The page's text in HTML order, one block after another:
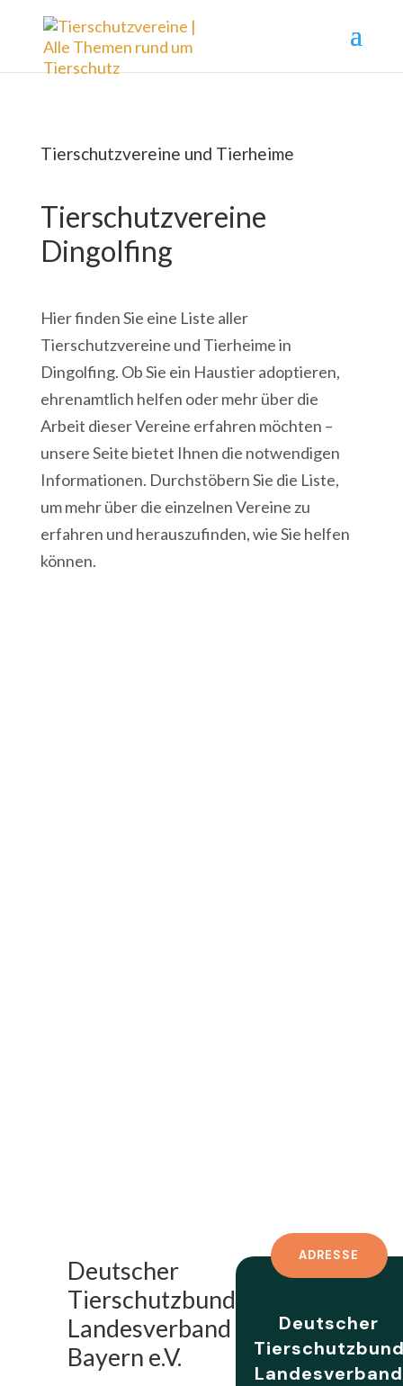
Tierschutzvereine und Tierheime
Tierschutzvereine
Dingolfing
Hier finden Sie eine Liste aller
Tierschutzvereine und Tierheime in
Dingolfing. Ob Sie ein Haustier adoptieren,
ehrenamtlich helfen oder mehr über die
Arbeit dieser Vereine erfahren möchten –
unsere Seite bietet Ihnen die notwendigen
Informationen. Durchstöbern Sie die Liste,
um mehr über die einzelnen Vereine zu
erfahren und herauszufinden, wie Sie helfen
können.
Deutscher
Tierschutzbund
Landesverband
Bayern e.V.
ADRESSE
Deutscher
Landesverband